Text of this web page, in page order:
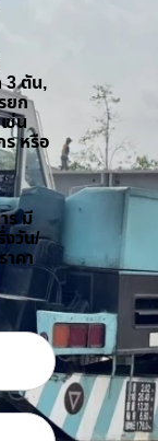
3 ตัน,
ยก
ช่น
ร หรือ
ร มี
งวัน/
าคา